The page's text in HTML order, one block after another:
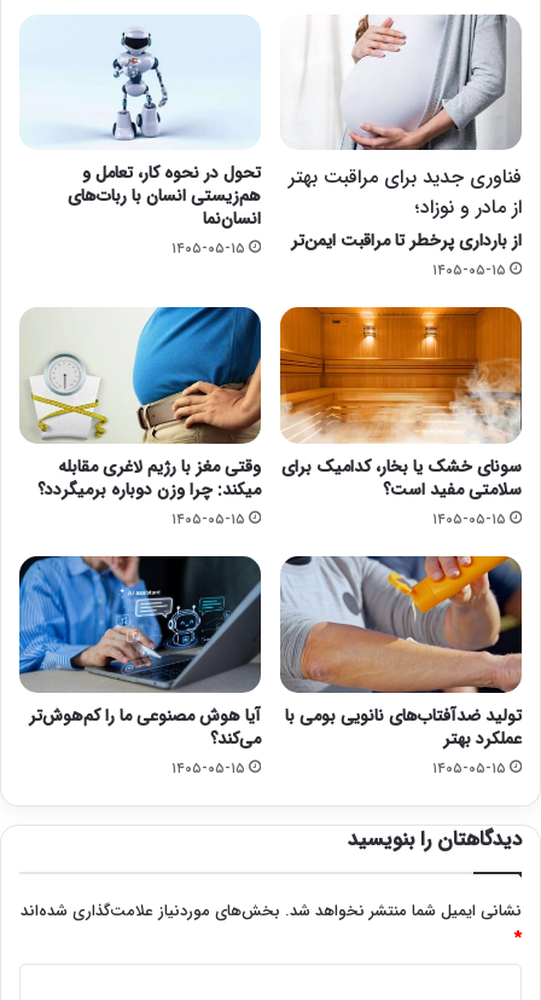
فناوری جدید برای مراقبت بهتر
از مادر و نوزاد؛
از بارداری پرخطر تا مراقبت ایمن‌تر
۱۴۰۵-۰۵-۱۵
تحول در نحوه کار، تعامل و
هم‌زیستی انسان با ربات‌های
انسان‌نما
۱۴۰۵-۰۵-۱۵
سونای خشک یا بخار، کدامیک برای
سلامتی مفید است؟
۱۴۰۵-۰۵-۱۵
وقتی مغز با رژیم لاغری مقابله
میکند: چرا وزن دوباره برمیگردد؟
۱۴۰۵-۰۵-۱۵
تولید ضدآفتاب‌های نانویی بومی با
عملکرد بهتر
۱۴۰۵-۰۵-۱۵
آیا هوش مصنوعی ما را کم‌هوش‌تر
می‌کند؟
۱۴۰۵-۰۵-۱۵
دیدگاهتان را بنویسید
نشانی ایمیل شما منتشر نخواهد شد. بخش‌های موردنیاز علامت‌گذاری شده‌اند
*